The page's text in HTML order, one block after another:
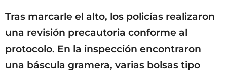
Tras marcarle el alto, los policías realizaron
una revisión precautoria conforme al
protocolo. En la inspección encontraron
una báscula gramera, varias bolsas tipo